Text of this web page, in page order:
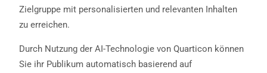
Zielgruppe mit personalisierten und relevanten Inhalten
zu erreichen.
Durch Nutzung der AI-Technologie von Quarticon können
Sie ihr Publikum automatisch basierend auf